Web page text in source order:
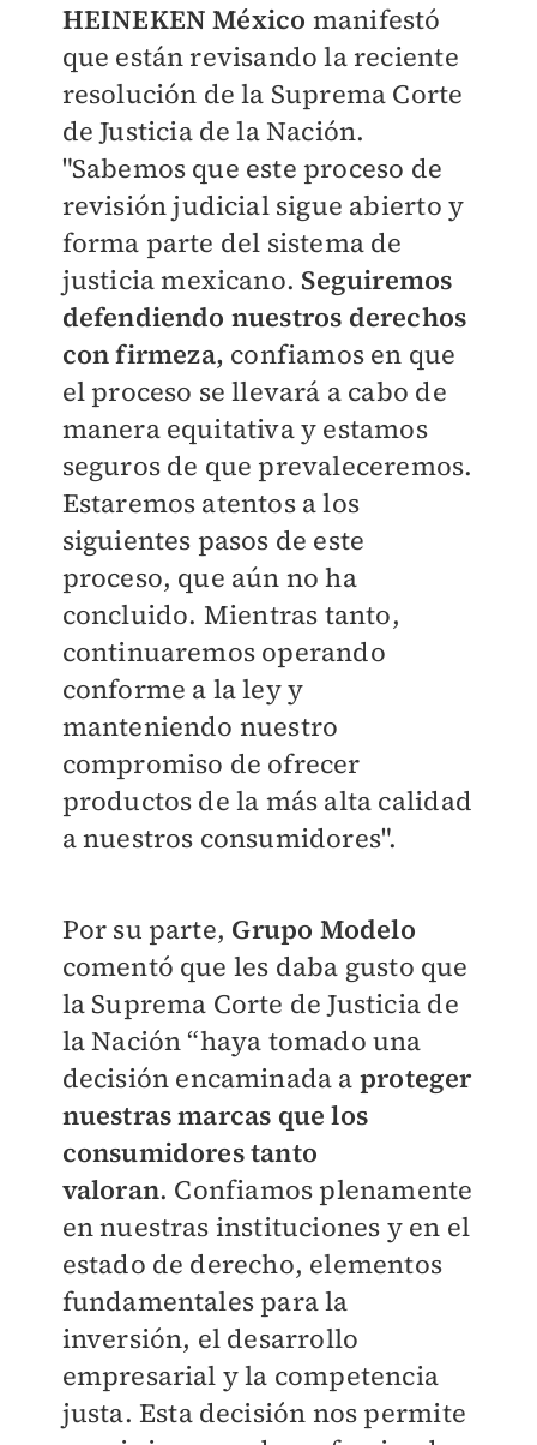
HEINEKEN México manifestó
que están revisando la reciente
resolución de la Suprema Corte
de Justicia de la Nación.
"Sabemos que este proceso de
revisión judicial sigue abierto y
forma parte del sistema de
justicia mexicano. Seguiremos
defendiendo nuestros derechos
con firmeza, confiamos en que
el proceso se llevará a cabo de
manera equitativa y estamos
seguros de que prevaleceremos.
Estaremos atentos a los
siguientes pasos de este
proceso, que aún no ha
concluido. Mientras tanto,
continuaremos operando
conforme a la ley y
manteniendo nuestro
compromiso de ofrecer
productos de la más alta calidad
a nuestros consumidores".
Por su parte, Grupo Modelo
comentó que les daba gusto que
la Suprema Corte de Justicia de
la Nación “haya tomado una
decisión encaminada a proteger
nuestras marcas que los
consumidores tanto
valoran. Confiamos plenamente
en nuestras instituciones y en el
estado de derecho, elementos
fundamentales para la
inversión, el desarrollo
empresarial y la competencia
justa. Esta decisión nos permite